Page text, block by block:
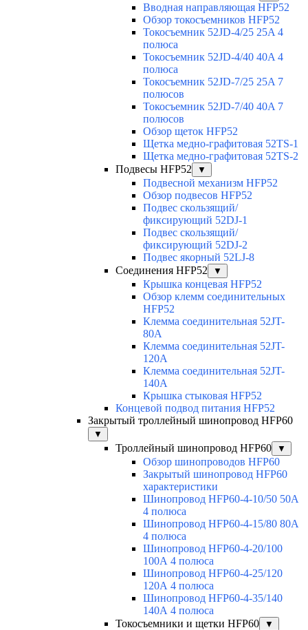
Вводная направляющая HFP52
Обзор токосъемников HFP52
Токосъемник 52JD-4/25 25A 4
полюса
Токосъемник 52JD-4/40 40A 4
полюса
Токосъемник 52JD-7/25 25A 7
полюсов
Токосъемник 52JD-7/40 40A 7
полюсов
Обзор щеток HFP52
Щетка медно-графитовая 52TS-1
Щетка медно-графитовая 52TS-2
Подвесы HFP52
▼
Подвесной механизм HFP52
Обзор подвесов HFP52
Подвес скользящий/
фиксирующий 52DJ-1
Подвес скользящий/
фиксирующий 52DJ-2
Подвес якорный 52LJ-8
Соединения HFP52
▼
Крышка концевая HFP52
Обзор клемм соединительных
HFP52
Клемма соединительная 52JT-
80A
Клемма соединительная 52JT-
120A
Клемма соединительная 52JT-
140A
Крышка стыковая HFP52
Концевой подвод питания HFP52
Закрытый троллейный шинопровод HFP60
▼
Троллейный шинопровод HFP60 ▼
Обзор шинопроводов HFP60
Закрытый шинопровод HFP60
характеристики
Шинопровод HFP60-4-10/50 50А
4 полюса
Шинопровод HFP60-4-15/80 80А
4 полюса
Шинопровод HFP60-4-20/100
100А 4 полюса
Шинопровод HFP60-4-25/120
120А 4 полюса
Шинопровод HFP60-4-35/140
140А 4 полюса
Токосъемники и щетки HFP60
▼